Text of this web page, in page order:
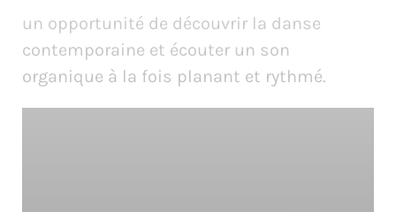
un opportunité de découvrir la danse
contemporaine et écouter un son
organique à la fois planant et rythmé.